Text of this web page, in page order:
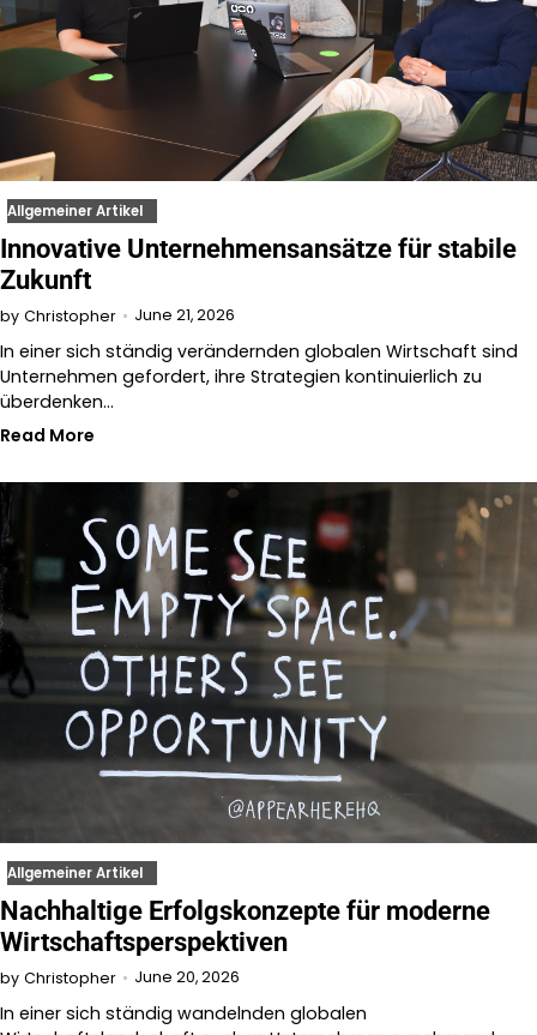
Allgemeiner Artikel
Innovative Unternehmensansätze für stabile
Zukunft
by Christopher June 21, 2026
In einer sich ständig verändernden globalen Wirtschaft sind
Unternehmen gefordert, ihre Strategien kontinuierlich zu
überdenken…
Read More
Allgemeiner Artikel
Nachhaltige Erfolgskonzepte für moderne
Wirtschaftsperspektiven
by Christopher June 20, 2026
In einer sich ständig wandelnden globalen